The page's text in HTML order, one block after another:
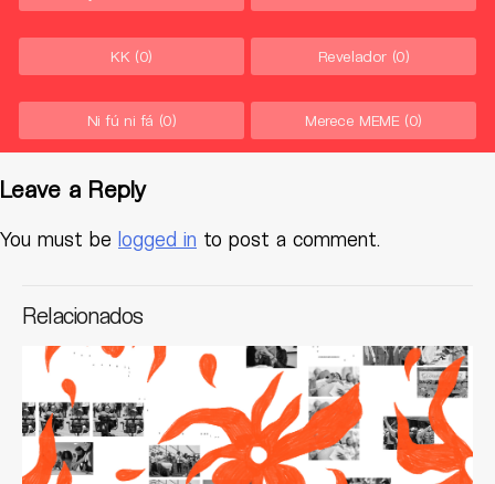
KK (0) Revelador (0)
Ni fú ni fá (0) Merece MEME (0)
Leave a Reply
You must be logged in to post a comment.
Relacionados